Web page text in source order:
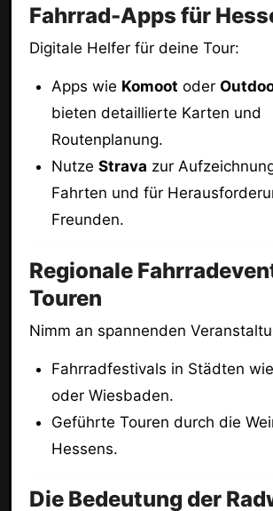
Fahrrad-Apps für
Digitale Helfer für deine Tour:
Apps wie Komoot oder
bieten detaillierte Karten und
Routenplanung.
NutzeStrava zur
Fahrten und für
Freunden.
Regionale
Touren
Nimm an spannenden
Fahrradfestivals in Städten
oder Wiesbaden.
Geführte Touren durch die
Hessens.
Die Bedeutung der